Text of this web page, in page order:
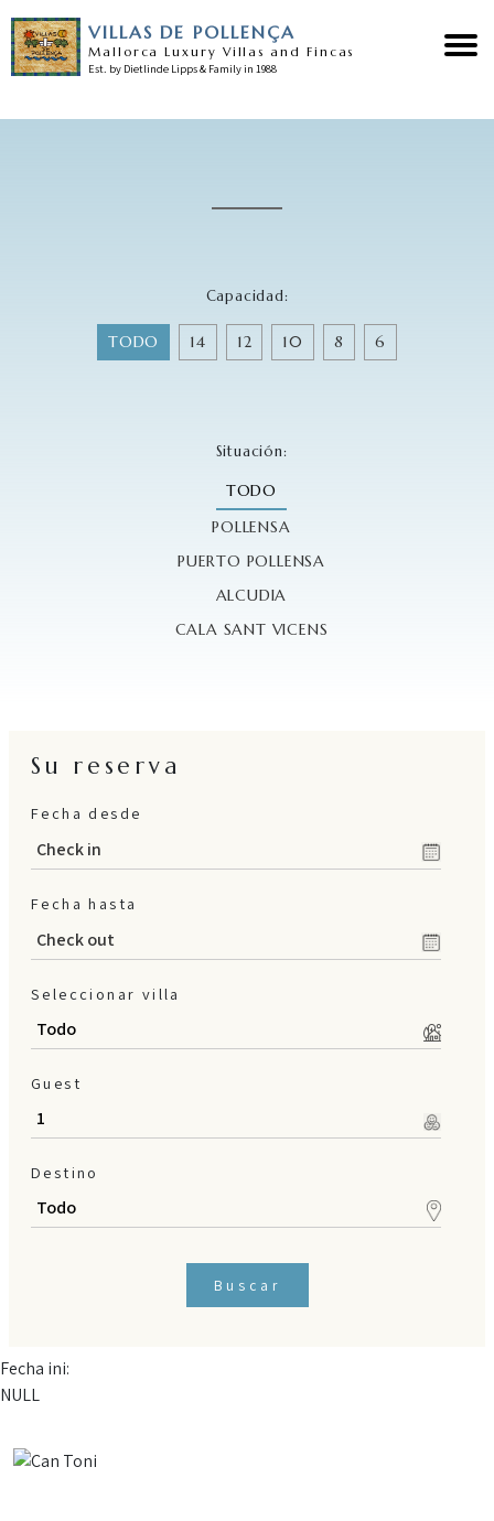
VILLAS DE POLLENÇA
Mallorca Luxury Villas and Fincas
Est. by Dietlinde Lipps & Family in 1988
Nuestras villas
Servicios
Noticias
Contacto
Capacidad:
TODO 14 12 10 8 6
Situación:
TODO
POLLENSA
PUERTO POLLENSA
ALCUDIA
CALA SANT VICENS
Su reserva
Fecha desde
Fecha hasta
Seleccionar villa
Guest
Destino
Buscar
Fecha ini:
NULL